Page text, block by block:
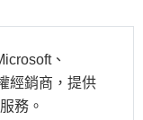
、
經銷商，提供
務。